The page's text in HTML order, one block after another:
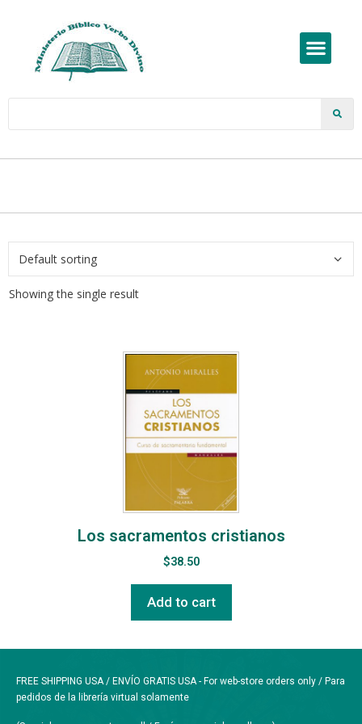
Showing the single result
Los sacramentos cristianos
$38.50
Add to cart
FREE SHIPPING USA / ENVÍO GRATIS USA - For web-store orders only / Para
pedidos de la librería virtual solamente